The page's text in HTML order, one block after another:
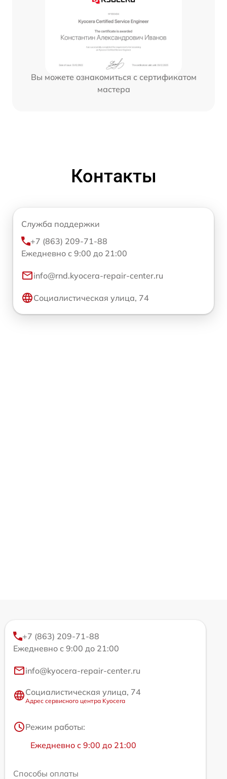
Вы можете ознакомиться с сертификатом
мастера
Контакты
Служба поддержки
+7 (863) 209-71-88
Ежедневно с 9:00 до 21:00
info@rnd.kyocera-repair-center.ru
Социалистическая улица, 74
+7 (863) 209-71-88
Ежедневно с 9:00 до 21:00
info@kyocera-repair-center.ru
Социалистическая улица, 74
Адрес сервисного центра Kyocera
Режим работы:
Ежедневно с 9:00 до 21:00
Способы оплаты